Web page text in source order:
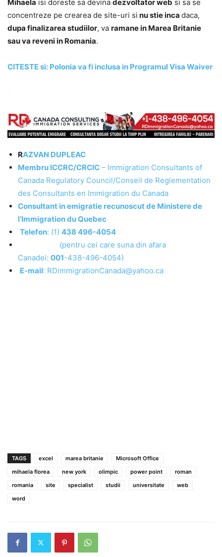
Mihaela isi doreste sa devina dezvoltator web si sa se
concentreze pe crearea de site-uri si nu stie inca daca,
dupa finalizarea studiilor, va ramane in Marea Britanie
sau va reveni in Romania.
CITESTE si: Polonia va fi inclusa in Programul Visa Waiver
RAZVAN DUPLEAC
Membru ICCRC/CRCIC – Immigration Consultants of
Canada Regulatory Council/Conseil de Reglementation
des Consultants en Immigration du Canada
Consultant in emigratie recunoscut de Ministere de
l’Immigration du Quebec
Telefon: (1) 438 496-4054
(pentru cei care suna din afara
Canadei: 001-438-496-4054)
E-mail: RDimmigrationCanada@yahoo.ca
TAGS excel marea britanie
Microsoft Office
mihaela florea
new york olimpic power point
roman
romania
site specialist studii universitate
web
word